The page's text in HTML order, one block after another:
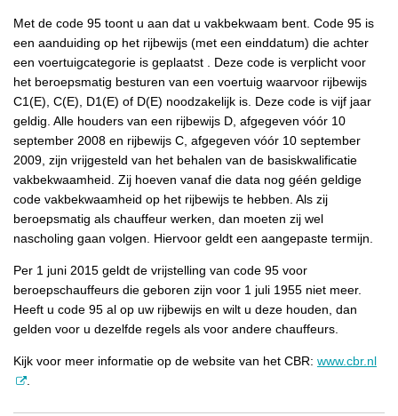
Met de code 95 toont u aan dat u vakbekwaam bent. Code 95 is
een aanduiding op het rijbewijs (met een einddatum) die achter
een voertuigcategorie is geplaatst . Deze code is verplicht voor
het beroepsmatig besturen van een voertuig waarvoor rijbewijs
C1(E), C(E), D1(E) of D(E) noodzakelijk is. Deze code is vijf jaar
geldig. Alle houders van een rijbewijs D, afgegeven vóór 10
september 2008 en rijbewijs C, afgegeven vóór 10 september
2009, zijn vrijgesteld van het behalen van de basiskwalificatie
vakbekwaamheid. Zij hoeven vanaf die data nog géén geldige
code vakbekwaamheid op het rijbewijs te hebben. Als zij
beroepsmatig als chauffeur werken, dan moeten zij wel
nascholing gaan volgen. Hiervoor geldt een aangepaste termijn.
Per 1 juni 2015 geldt de vrijstelling van code 95 voor
beroepschauffeurs die geboren zijn voor 1 juli 1955 niet meer.
Heeft u code 95 al op uw rijbewijs en wilt u deze houden, dan
gelden voor u dezelfde regels als voor andere chauffeurs.
Kijk voor meer informatie op de website van het CBR: www.cbr.nl